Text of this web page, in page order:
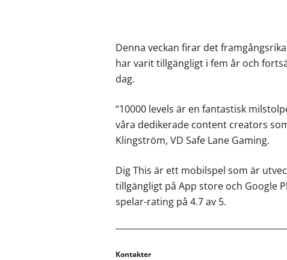
Denna veckan firar det
har varit tillgängligt i fem år och
dag.
“10000 levels är en fantastisk
våra dedikerade content creators
Klingström, VD Safe Lane Gaming.
Dig This är ett mobilspel som är
tillgängligt på App store och Google
spelar-rating på 4.7 av 5.
Kontakter